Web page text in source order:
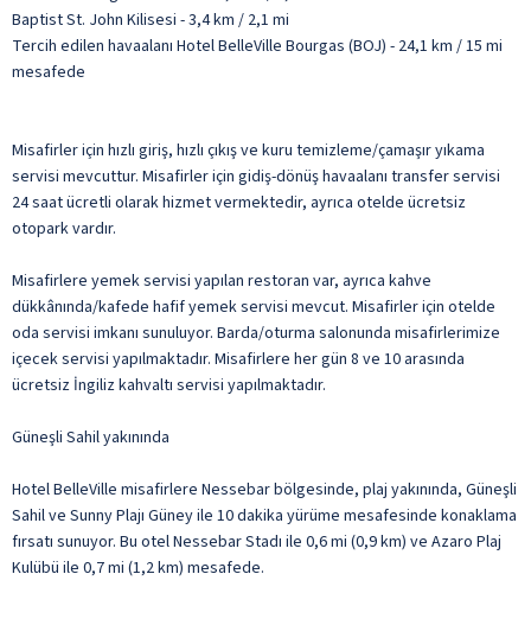
Baptist St. John Kilisesi - 3,4 km / 2,1 mi
Tercih edilen havaalanı Hotel BelleVille Bourgas (BOJ) - 24,1 km / 15 mi
mesafede
Misafirler için hızlı giriş, hızlı çıkış ve kuru temizleme/çamaşır yıkama
servisi mevcuttur. Misafirler için gidiş-dönüş havaalanı transfer servisi
24 saat ücretli olarak hizmet vermektedir, ayrıca otelde ücretsiz
otopark vardır.
Misafirlere yemek servisi yapılan restoran var, ayrıca kahve
dükkânında/kafede hafif yemek servisi mevcut. Misafirler için otelde
oda servisi imkanı sunuluyor. Barda/oturma salonunda misafirlerimize
içecek servisi yapılmaktadır. Misafirlere her gün 8 ve 10 arasında
ücretsiz İngiliz kahvaltı servisi yapılmaktadır.
Güneşli Sahil yakınında
Hotel BelleVille misafirlere Nessebar bölgesinde, plaj yakınında, Güneşli
Sahil ve Sunny Plajı Güney ile 10 dakika yürüme mesafesinde konaklama
fırsatı sunuyor. Bu otel Nessebar Stadı ile 0,6 mi (0,9 km) ve Azaro Plaj
Kulübü ile 0,7 mi (1,2 km) mesafede.